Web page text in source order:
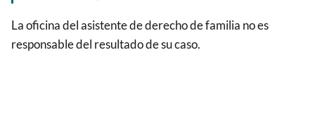
La oficina del asistente de derecho de familia no es
responsable del resultado de su caso.